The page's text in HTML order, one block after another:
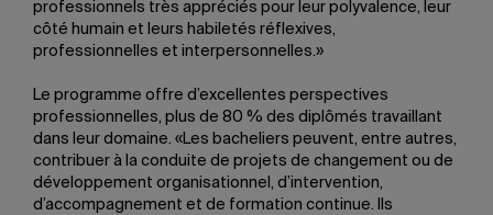
professionnels très appréciés pour leur polyvalence, leur
côté humain et leurs habiletés réflexives,
professionnelles et interpersonnelles.»
Le programme offre d’excellentes perspectives
professionnelles, plus de 80 % des diplômés travaillant
dans leur domaine. «Les bacheliers peuvent, entre autres,
contribuer à la conduite de projets de changement ou de
développement organisationnel, d’intervention,
d’accompagnement et de formation continue. Ils